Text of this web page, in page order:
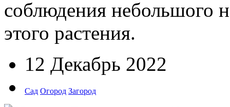
соблюдения небольшого
этого растения.
12 Декабрь 2022
Сад Огород Загород